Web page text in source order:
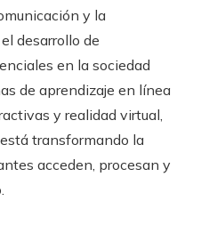
y la
desarrollo de
en la sociedad
de aprendizaje en línea
y realidad virtual,
transformando la
acceden, procesan y